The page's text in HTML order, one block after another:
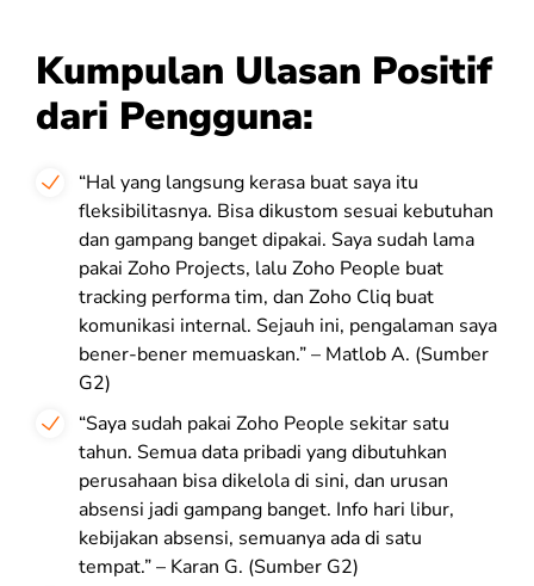
Kumpulan Ulasan Positif
dari Pengguna:
“Hal yang langsung kerasa buat saya itu
fleksibilitasnya. Bisa dikustom sesuai kebutuhan
dan gampang banget dipakai. Saya sudah lama
pakai Zoho Projects, lalu Zoho People buat
tracking performa tim, dan Zoho Cliq buat
komunikasi internal. Sejauh ini, pengalaman saya
bener-bener memuaskan.” – Matlob A. (Sumber
G2)
“Saya sudah pakai Zoho People sekitar satu
tahun. Semua data pribadi yang dibutuhkan
perusahaan bisa dikelola di sini, dan urusan
absensi jadi gampang banget. Info hari libur,
kebijakan absensi, semuanya ada di satu
tempat.” – Karan G. (Sumber G2)